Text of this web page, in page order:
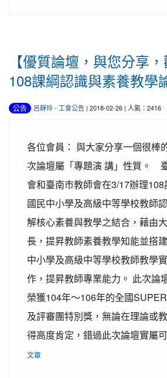
【優質論壇，與您分享，
108課綱認識與素養教學
公告 呂靜玲- 工會公告 | 2018-02-26 | 人氣：2416
各位會員： 與大家分享一個很棒
次論壇屬「專題演 講」性質。
會和臺南市教師會在3/17辦理
國民中小學及高級中等學校教師
解核心素養與教學之結合，藉由
長，提昇教師素養教學知能並搭
中小學及高級中等學校教師教學
作，提昇教師專業能力。 此次論
榮獲104年～106年的全國
及評審團特別獎，無論在理論或
得高度肯定，錯過此次論壇實屬
文章